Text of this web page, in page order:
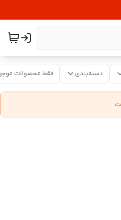
دسته‌بندی فقط محصولات